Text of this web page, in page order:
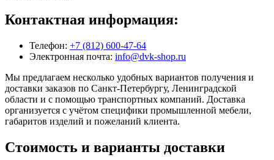
Контактная информация:
Телефон: +7 (812) 600-47-64
Электронная почта: info@dvk-shop.ru
Мы предлагаем несколько удобных вариантов получения и
доставки заказов по Санкт-Петербургу, Ленинградской
области и с помощью транспортных компаний. Доставка
организуется с учётом специфики промышленной мебели,
габаритов изделий и пожеланий клиента.
Стоимость и варианты доставки